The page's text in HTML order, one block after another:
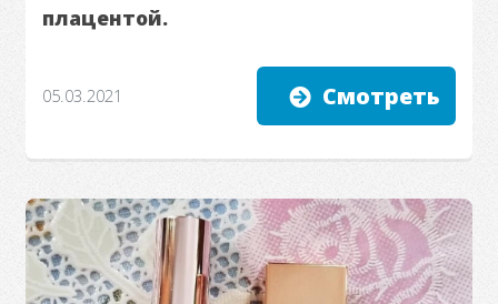
плацентой.
05.03.2021 Смотреть